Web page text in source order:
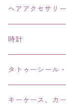
ネックレス・チョ
ピアス・イヤリ
リング・指輪
ブレス・バング
ヘアアクセサリー
時計
タトゥーシール
キーケース、カ